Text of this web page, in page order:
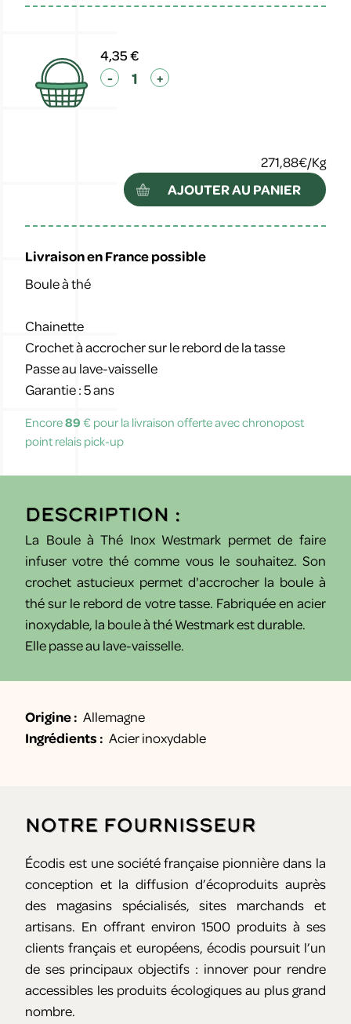
4,35 €
- +
271,88€/Kg
AJOUTER AU PANIER
Livraison en France possible
Boule à thé
Chainette
Crochet à accrocher sur le rebord de la tasse
Passe au lave-vaisselle
Garantie : 5 ans
Encore89 € pour la livraison offerte avec chronopost
point relais pick-up
Description :
La Boule à Thé Inox Westmark permet de faire
infuser votre thé comme vous le souhaitez. Son
crochet astucieux permet d'accrocher la boule à
thé sur le rebord de votre tasse. Fabriquée en acier
inoxydable, la boule à thé Westmark est durable.
Elle passe au lave-vaisselle.
Origine : Allemagne
Ingrédients : Acier inoxydable
Notre fournisseur
Écodis est une société française pionnière dans la
conception et la diffusion d’écoproduits auprès
des magasins spécialisés, sites marchands et
artisans. En offrant environ 1500 produits à ses
clients français et européens, écodis poursuit l’un
de ses principaux objectifs : innover pour rendre
accessibles les produits écologiques au plus grand
nombre.